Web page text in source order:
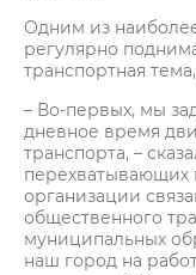
Одним из
регулярно
транспортная
– Во-первых, мы
дневное время
транспорта, –
перехватывающих
организации
общественного
муниципальных
наш город на